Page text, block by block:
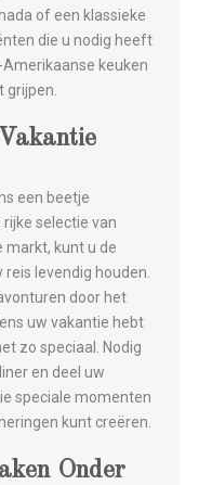
of een klassieke
die u nodig heeft
keuken
grijpen.
een beetje
selectie van
kunt u de
levendig houden.
door het
uw vakantie hebt
zo speciaal. Nodig
en deel uw
speciale momenten
kunt creëren.
Onder